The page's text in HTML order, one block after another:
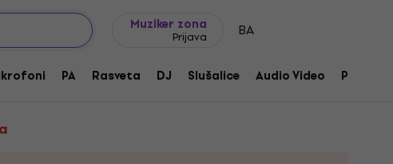
Muziker zona
Prijava BA
PA Rasveta DJ Slušalice Audio Video Pribor
VT2 Wide